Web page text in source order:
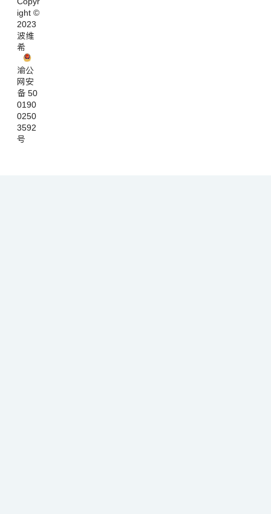
ight ©
2023
波维
希
渝公
网安
备 50
0190
0250
3592
号